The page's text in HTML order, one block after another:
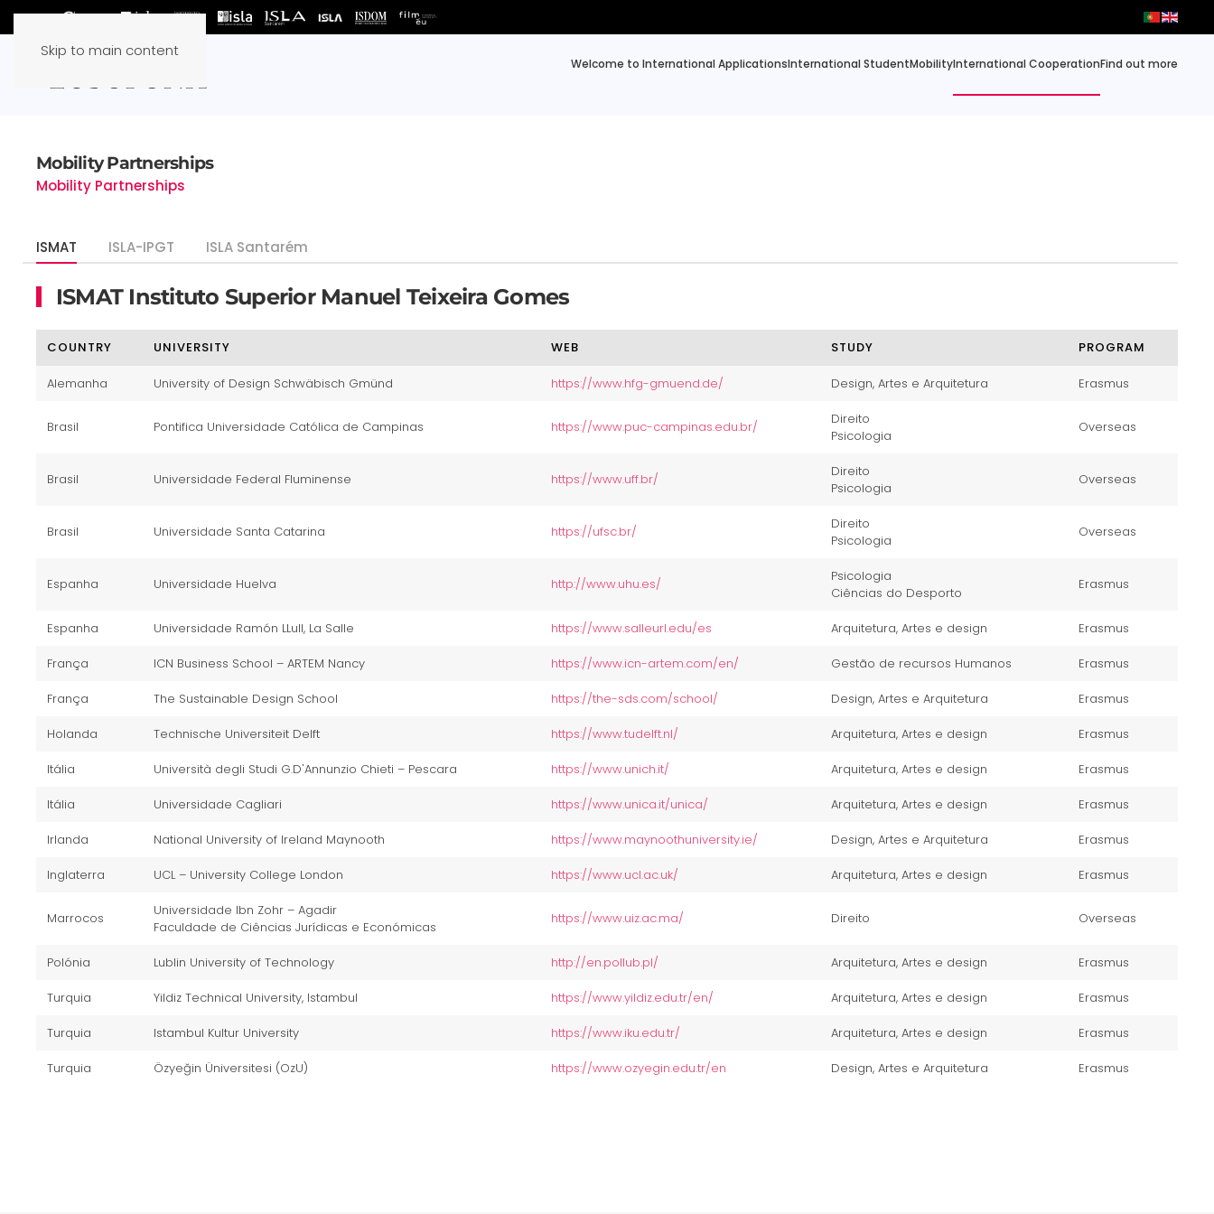
Skip to main content
Welcome to International ApplicationsInternational StudentMobilityInternational CooperationFind out more
Mobility Partnerships
Mobility Partnerships
ISMAT ISLA-IPGT ISLA Santarém
ISMAT Instituto Superior Manuel Teixeira Gomes
COUNTRY UNIVERSITY WEB STUDY PROGRAM
Alemanha University of Design Schwäbisch Gmünd https://www.hfg-gmuend.de/ Design, Artes e Arquitetura Erasmus
Brasil Pontifica Universidade Católica de Campinas https://www.puc-campinas.edu.br/
Direito
Psicologia
Overseas
Brasil Universidade Federal Fluminense https://www.uff.br/
Direito
Psicologia
Overseas
Brasil Universidade Santa Catarina https://ufsc.br/
Direito
Psicologia
Overseas
Espanha Universidade Huelva http://www.uhu.es/
Psicologia
Ciências do Desporto
Erasmus
Espanha Universidade Ramón LLull, La Salle https://www.salleurl.edu/es Arquitetura, Artes e design Erasmus
França ICN Business School – ARTEM Nancy https://www.icn-artem.com/en/ Gestão de recursos Humanos Erasmus
França The Sustainable Design School https://the-sds.com/school/ Design, Artes e Arquitetura Erasmus
Holanda Technische Universiteit Delft https://www.tudelft.nl/ Arquitetura, Artes e design Erasmus
Itália Università degli Studi G.D'Annunzio Chieti – Pescara https://www.unich.it/ Arquitetura, Artes e design Erasmus
Itália Universidade Cagliari https://www.unica.it/unica/ Arquitetura, Artes e design Erasmus
Irlanda National University of Ireland Maynooth https://www.maynoothuniversity.ie/ Design, Artes e Arquitetura Erasmus
Inglaterra UCL – University College London https://www.ucl.ac.uk/ Arquitetura, Artes e design Erasmus
Marrocos
Universidade Ibn Zohr – Agadir
Faculdade de Ciências Jurídicas e Económicas
https://www.uiz.ac.ma/ Direito Overseas
Polónia Lublin University of Technology http://en.pollub.pl/ Arquitetura, Artes e design Erasmus
Turquia Yildiz Technical University, Istambul https://www.yildiz.edu.tr/en/ Arquitetura, Artes e design Erasmus
Turquia Istambul Kultur University https://www.iku.edu.tr/ Arquitetura, Artes e design Erasmus
Turquia Özyeğin Üniversitesi (OzU) https://www.ozyegin.edu.tr/en Design, Artes e Arquitetura Erasmus